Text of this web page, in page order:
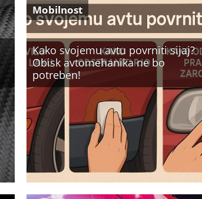
Kako svojemu avtu povrniti sijaj?
Obisk avtomehanika ne bo
potreben!
Mobilnost